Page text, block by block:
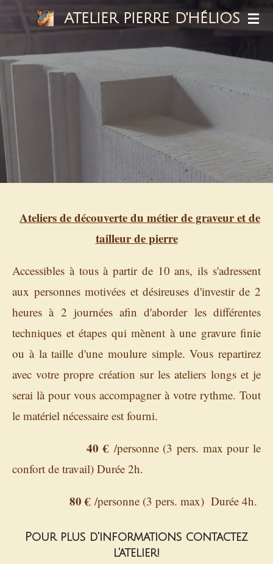
Passer
au
contenu
principal
ATELIER PIERRE D'HÉLIOS
Ateliers de découverte du métier de graveur et de
tailleur de pierre
Accessibles à tous à partir de 10 ans, ils s'adressent
aux personnes motivées et désireuses d'investir de 2
heures à 2 journées afin d'aborder les différentes
techniques et étapes qui mènent à une gravure finie
ou à la taille d'une moulure simple. Vous repartirez
avec votre propre création sur les ateliers longs et je
serai là pour vous accompagner à votre rythme. Tout
le matériel nécessaire est fourni.
40 € /personne (3 pers. max pour le
confort de travail) Durée 2h.
80 € /personne (3 pers. max) Durée 4h.
Pour plus d'informations contactez
l'atelier!